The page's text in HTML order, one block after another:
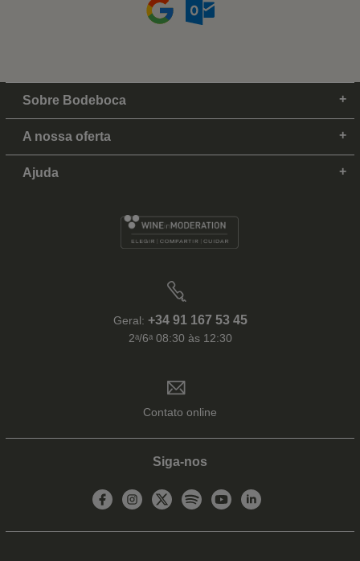
Sobre Bodeboca
A nossa oferta
Ajuda
Geral: +34 91 167 53 45
2ᵃ/6ᵃ 08:30 às 12:30
Contato online
Siga-nos